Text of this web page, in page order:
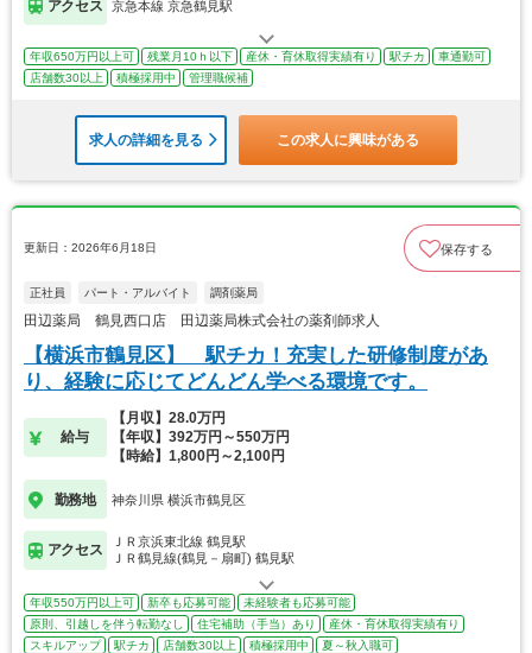
アクセス 京急本線 京急鶴見駅
年収650万円以上可 残業月10ｈ以下 産休・育休取得実績有り 駅チカ
車通勤可
店舗数30以上
積極採用中 管理職候補
求人の詳細を見る この求人に興味がある
更新日：2026年6月18日 保存する
正社員 パート・アルバイト 調剤薬局
田辺薬局 鶴見西口店 田辺薬局株式会社の薬剤師求人
【横浜市鶴見区】 駅チカ！充実した研修制度があ
り、経験に応じてどんどん学べる環境です。
給与
【月収】28.0万円
【年収】392万円～550万円
【時給】1,800円～2,100円
勤務地 神奈川県 横浜市鶴見区
アクセス
ＪＲ京浜東北線 鶴見駅
ＪＲ鶴見線(鶴見－扇町) 鶴見駅
年収550万円以上可 新卒も応募可能
未経験者も応募可能
原則、引越しを伴う転勤なし
住宅補助（手当）あり
産休・育休取得実績有り
スキルアップ
駅チカ 店舗数30以上 積極採用中
夏～秋入職可